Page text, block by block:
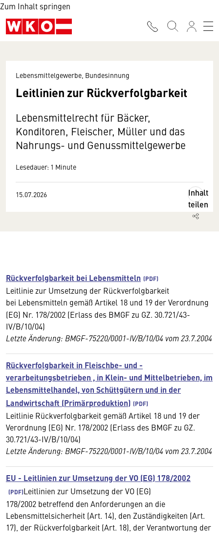
Zum Inhalt springen
Lebensmittelgewerbe, Bundesinnung
Leitlinien zur Rückverfolgbarkeit
Lebensmittelrecht für Bäcker,
Konditoren, Fleischer, Müller und das
Nahrungs- und Genussmittelgewerbe
Lesedauer: 1 Minute
15.07.2026
Inhalt
teilen
Rückverfolgbarkeit bei Lebensmitteln
Leitlinie zur Umsetzung der Rückverfolgbarkeit
bei Lebensmitteln gemäß Artikel 18 und 19 der Verordnung
(EG) Nr. 178/2002 (Erlass des BMGF zu GZ. 30.721/43-
IV/B/10/04)
Letzte Änderung: BMGF-75220/0001-IV/B/10/04 vom 23.7.2004
Rückverfolgbarkeit in Fleischbe- und -
verarbeitungsbetrieben , in Klein- und Mittelbetrieben, im
Lebensmittelhandel, von Schüttgütern und in der
Landwirtschaft (Primärproduktion)
Leitlinie Rückverfolgbarkeit gemäß Artikel 18 und 19 der
Verordnung (EG) Nr. 178/2002 (Erlass des BMGF zu GZ.
30.721/43-IV/B/10/04)
Letzte Änderung: BMGF-75220/0001-IV/B/10/04 vom 23.7.2004
EU - Leitlinien zur Umsetzung der VO (EG) 178/2002
Leitlinien zur Umsetzung der VO (EG)
178/2002 betreffend den Anforderungen an die
Lebensmittelsicherheit (Art. 14), den Zuständigkeiten (Art.
17), der Rückverfolgbarkeit (Art. 18), der Verantwortung der